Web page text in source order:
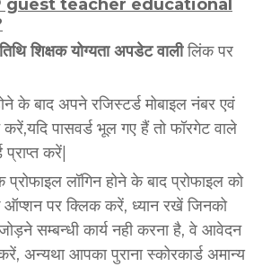
guest teacher educational
शिक्षक योग्यता अपडेट वालीलिंक पर
के बाद अपने रजिस्टर्ड मोबाइल नंबर एवं
करें,यदि पासवर्ड भूल गए हैं तो फॉरगेट वाले
करें|
प्रोफाइल लॉगिन होने के बाद प्रोफाइल को
पर क्लिक करें, ध्यान रखें जिनको
सम्बन्धी कार्य नही करना है, वे आवेदन
अन्यथा आपका पुराना स्कोरकार्ड अमान्य